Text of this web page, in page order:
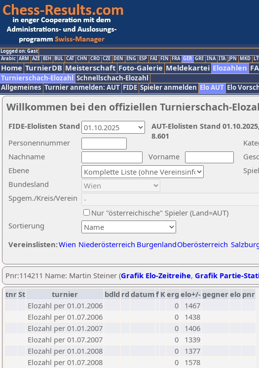
Logged on: Gast
Arabic ARM AZE BIH BUL CAT CHN CRO CZE DEN ENG ESP FAI FIN FRA GER GRE INA ITA JPN MKD
Home TurnierDB Meisterschaft Foto-Galerie Meldekartei Elozahlen
Turnierschach-Elozahl Schnellschach-Elozahl
Allgemeines Turnier anmelden: AUT FIDE Spieler anmelden Elo AUT Elo
Willkommen bei den offiziellen Turnierschach-
Nachname
Vorname
Ebene
Sortierung
Personennummer
Bundesland
Spgem./Kreis/Verein
Nur "österreichische" Spieler (Land=AUT)
Vereinslisten:Wien Niederösterreich BurgenlandOberösterreich
AUT-Elolisten Stand
8.601
FIDE-Elolisten Stand
Pnr:114211 Name: Martin Steiner (Grafik Elo-Zeitreihe, Grafik Partie-
tnrSt turnier bdld rd datumf Kerg elo+/-gegnerelo pnr
Elozahl per 01.01.2006
0
1467
Elozahl per 01.07.2006
0
1438
Elozahl per 01.01.2007
0
1406
Elozahl per 01.07.2007
0
1339
Elozahl per 01.01.2008
0
1377
Elozahl per 01.07.2008
0
1578